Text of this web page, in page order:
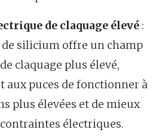
de claquage élevé :
de silicium offre un champ
claquage plus élevé,
aux puces de fonctionner à
plus élevées et de mieux
électriques.